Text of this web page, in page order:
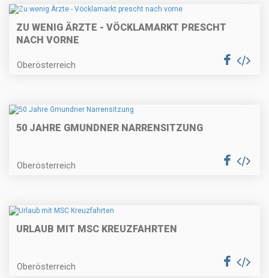
ZU WENIG ÄRZTE - VÖCKLAMARKT PRESCHT
NACH VORNE
Oberösterreich
50 JAHRE GMUNDNER NARRENSITZUNG
Oberösterreich
URLAUB MIT MSC KREUZFAHRTEN
Oberösterreich